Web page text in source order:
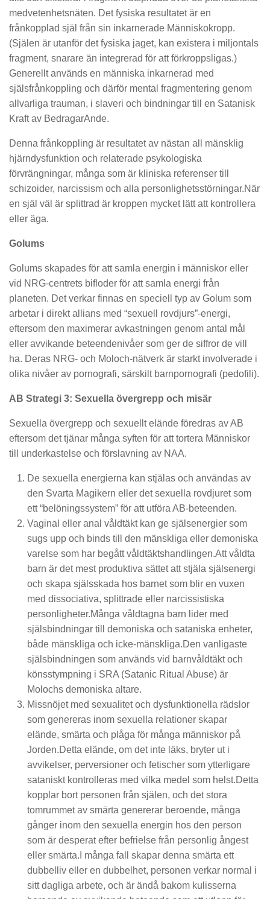
medvetenhetsnäten. Det fysiska resultatet är en
frånkopplad själ från sin inkarnerade Människokropp.
(Själen är utanför det fysiska jaget, kan existera i miljontals
fragment, snarare än integrerad för att förkroppsligas.)
Generellt används en människa inkarnerad med
själsfrånkoppling och därför mental fragmentering genom
allvarliga trauman, i slaveri och bindningar till en Satanisk
Kraft av BedragarAnde.
Denna frånkoppling är resultatet av nästan all mänsklig
hjärndysfunktion och relaterade psykologiska
förvrängningar, många som är kliniska referenser till
schizoider, narcissism och alla personlighetsstörningar.När
en själ väl är splittrad är kroppen mycket lätt att kontrollera
eller äga.
Golums
Golums skapades för att samla energin i människor eller
vid NRG-centrets bifloder för att samla energi från
planeten. Det verkar finnas en speciell typ av Golum som
arbetar i direkt allians med “sexuell rovdjurs”-energi,
eftersom den maximerar avkastningen genom antal mål
eller avvikande beteendenivåer som ger de siffror de vill
ha. Deras NRG- och Moloch-nätverk är starkt involverade i
olika nivåer av pornografi, särskilt barnpornografi (pedofili).
AB Strategi 3: Sexuella övergrepp och misär
Sexuella övergrepp och sexuellt elände föredras av AB
eftersom det tjänar många syften för att tortera Människor
till underkastelse och förslavning av NAA.
De sexuella energierna kan stjälas och användas av
den Svarta Magikern eller det sexuella rovdjuret som
ett “belöningssystem” för att utföra AB-beteenden.
Vaginal eller anal våldtäkt kan ge själsenergier som
sugs upp och binds till den mänskliga eller demoniska
varelse som har begått våldtäktshandlingen.Att våldta
barn är det mest produktiva sättet att stjäla själsenergi
och skapa själsskada hos barnet som blir en vuxen
med dissociativa, splittrade eller narcissistiska
personligheter.Många våldtagna barn lider med
själsbindningar till demoniska och sataniska enheter,
både mänskliga och icke-mänskliga.Den vanligaste
själsbindningen som används vid barnvåldtäkt och
könsstympning i SRA (Satanic Ritual Abuse) är
Molochs demoniska altare.
Missnöjet med sexualitet och dysfunktionella rädslor
som genereras inom sexuella relationer skapar
elände, smärta och plåga för många människor på
Jorden.Detta elände, om det inte läks, bryter ut i
avvikelser, perversioner och fetischer som ytterligare
sataniskt kontrolleras med vilka medel som helst.Detta
kopplar bort personen från själen, och det stora
tomrummet av smärta genererar beroende, många
gånger inom den sexuella energin hos den person
som är desperat efter befrielse från personlig ångest
eller smärta.I många fall skapar denna smärta ett
dubbelliv eller en dubbelhet, personen verkar normal i
sitt dagliga arbete, och är ändå bakom kulisserna